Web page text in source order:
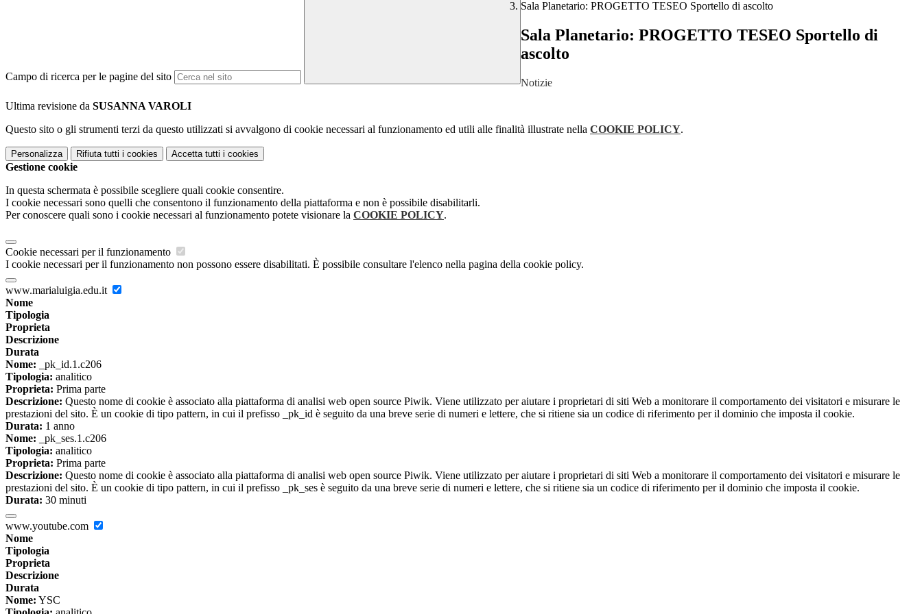
Campo di ricerca per le pagine del sito
Sala Planetario: PROGETTO TESEO Sportello di ascolto
Sala Planetario: PROGETTO TESEO Sportello di
ascolto
Notizie
Ultima revisione da SUSANNA VAROLI
Questo sito o gli strumenti terzi da questo utilizzati si avvalgono di cookie necessari al funzionamento ed utili alle finalità illustrate nella COOKIE POLICY.
Personalizza Rifiuta tutti i cookies Accetta tutti i cookies
Gestione cookie
In questa schermata è possibile scegliere quali cookie consentire.
I cookie necessari sono quelli che consentono il funzionamento della piattaforma e non è possibile disabilitarli.
Per conoscere quali sono i cookie necessari al funzionamento potete visionare la COOKIE POLICY.
Cookie necessari per il funzionamento
I cookie necessari per il funzionamento non possono essere disabilitati. È possibile consultare l'elenco nella pagina della cookie policy.
www.marialuigia.edu.it
Nome
Tipologia
Proprieta
Descrizione
Durata
Nome: _pk_id.1.c206
Tipologia: analitico
Proprieta: Prima parte
Descrizione: Questo nome di cookie è associato alla piattaforma di analisi web open source Piwik. Viene utilizzato per aiutare i proprietari di siti Web a monitorare il comportamento dei visitatori e misurare le
prestazioni del sito. È un cookie di tipo pattern, in cui il prefisso _pk_id è seguito da una breve serie di numeri e lettere, che si ritiene sia un codice di riferimento per il dominio che imposta il cookie.
Durata: 1 anno
Nome: _pk_ses.1.c206
Tipologia: analitico
Proprieta: Prima parte
Descrizione: Questo nome di cookie è associato alla piattaforma di analisi web open source Piwik. Viene utilizzato per aiutare i proprietari di siti Web a monitorare il comportamento dei visitatori e misurare le
prestazioni del sito. È un cookie di tipo pattern, in cui il prefisso _pk_ses è seguito da una breve serie di numeri e lettere, che si ritiene sia un codice di riferimento per il dominio che imposta il cookie.
Durata: 30 minuti
www.youtube.com
Nome
Tipologia
Proprieta
Descrizione
Durata
Nome: YSC